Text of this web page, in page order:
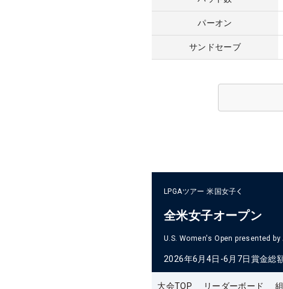
パーオン
サンドセーブ
LPGAツアー 米国女子
全米女子オープン
U.S. Women's Open presented by
2026年6月4日-6月7日賞金総
大会TOP リーダーボード